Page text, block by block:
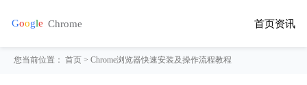
首页资讯
您当前位置：首页 > Chrome浏览器快速安装及操作流程教程